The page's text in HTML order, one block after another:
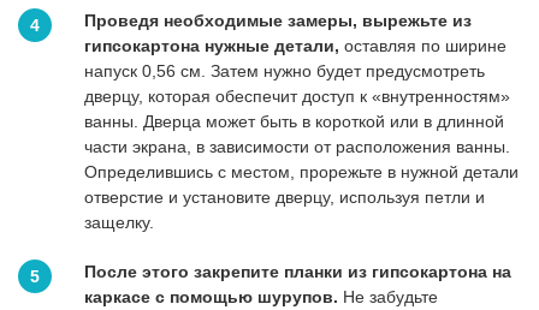
Проведя необходимые замеры, вырежьте из
гипсокартона нужные детали, оставляя по ширине
напуск 0,56 см. Затем нужно будет предусмотреть
дверцу, которая обеспечит доступ к «внутренностям»
ванны. Дверца может быть в короткой или в длинной
части экрана, в зависимости от расположения ванны.
Определившись с местом, прорежьте в нужной детали
отверстие и установите дверцу, используя петли и
защелку.
После этого закрепите планки из гипсокартона на
каркасе с помощью шурупов. Не забудьте